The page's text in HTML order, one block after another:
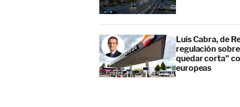
Luis Cabra, de
regulación sobre
quedar corta”
europeas